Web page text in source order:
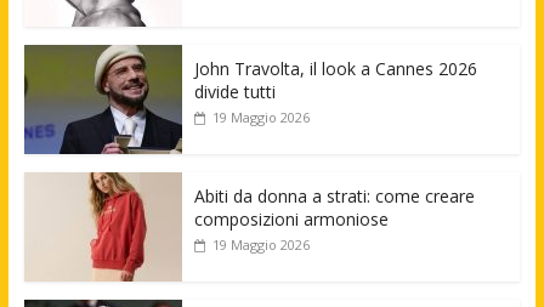
John Travolta, il look a Cannes 2026
divide tutti
19 Maggio 2026
Abiti da donna a strati: come creare
composizioni armoniose
19 Maggio 2026